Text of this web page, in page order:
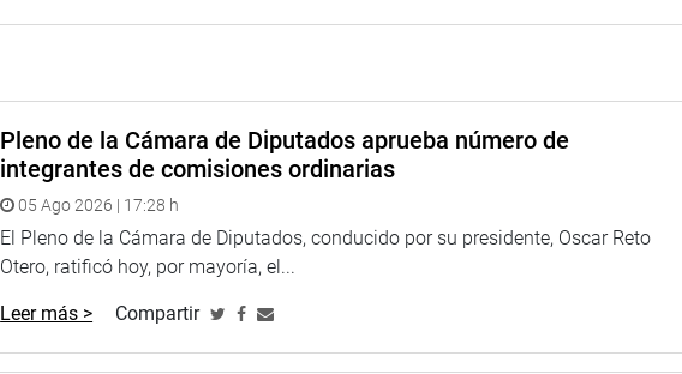
Pleno de la Cámara de Diputados aprueba número de
integrantes de comisiones ordinarias
05 Ago 2026 | 17:28 h
El Pleno de la Cámara de Diputados, conducido por su presidente, Oscar Reto
Otero, ratificó hoy, por mayoría, el...
Leer más > Compartir